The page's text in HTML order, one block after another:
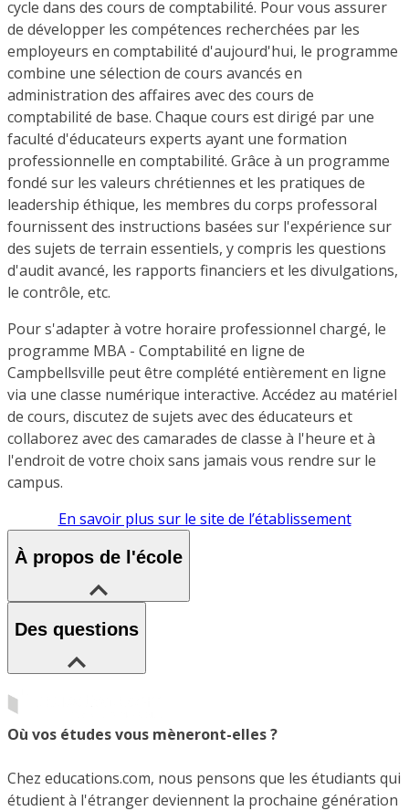
cycle dans des cours de comptabilité. Pour vous assurer
de développer les compétences recherchées par les
employeurs en comptabilité d'aujourd'hui, le programme
combine une sélection de cours avancés en
administration des affaires avec des cours de
comptabilité de base. Chaque cours est dirigé par une
faculté d'éducateurs experts ayant une formation
professionnelle en comptabilité. Grâce à un programme
fondé sur les valeurs chrétiennes et les pratiques de
leadership éthique, les membres du corps professoral
fournissent des instructions basées sur l'expérience sur
des sujets de terrain essentiels, y compris les questions
d'audit avancé, les rapports financiers et les divulgations,
le contrôle, etc.
Pour s'adapter à votre horaire professionnel chargé, le
programme MBA - Comptabilité en ligne de
Campbellsville peut être complété entièrement en ligne
via une classe numérique interactive. Accédez au matériel
de cours, discutez de sujets avec des éducateurs et
collaborez avec des camarades de classe à l'heure et à
l'endroit de votre choix sans jamais vous rendre sur le
campus.
En savoir plus sur le site de l’établissement
À propos de l'école
Des questions
Où vos études vous mèneront-elles ?
Chez educations.com, nous pensons que les étudiants qui
étudient à l'étranger deviennent la prochaine génération